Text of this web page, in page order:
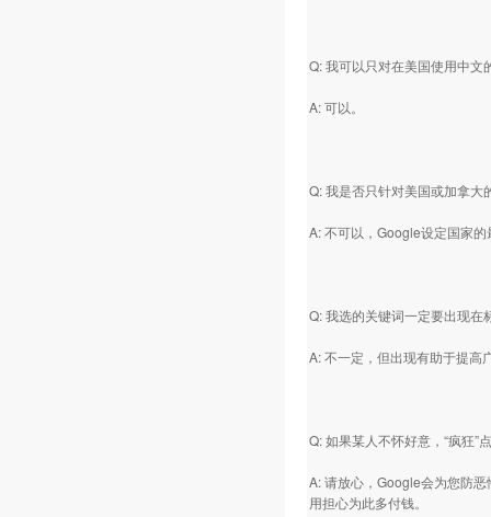
Q: 我可以只对在美国使用中文
A: 可以。
Q: 我是否只针对美国或加拿大
A: 不可以，Google设定国家
Q: 我选的关键词一定要出现在
A: 不一定，但出现有助于提高
Q: 如果某人不怀好意，“疯狂”
A: 请放心，Google会为您防
用担心为此多付钱。